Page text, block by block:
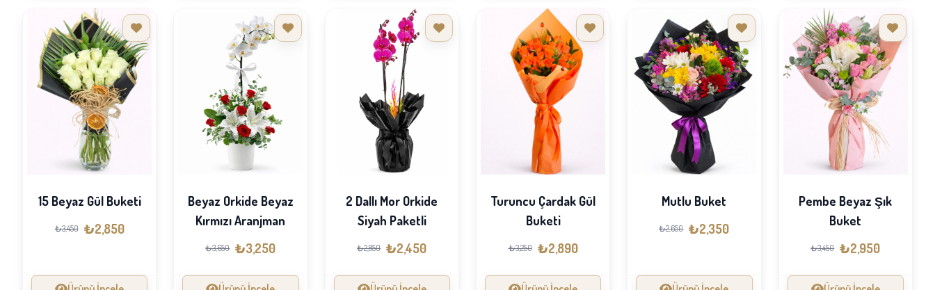
15 Beyaz Gül Buketi
₺3,450 ₺2,850
Beyaz Orkide Beyaz
Kırmızı Aranjman
₺3,650 ₺3,250
2 Dallı Mor Orkide
Siyah Paketli
₺2,850 ₺2,450
Turuncu Çardak Gül
Buketi
₺3,250 ₺2,890
Mutlu Buket
₺2,650 ₺2,350
Pembe Beyaz Şık
Buket
₺3,450 ₺2,950